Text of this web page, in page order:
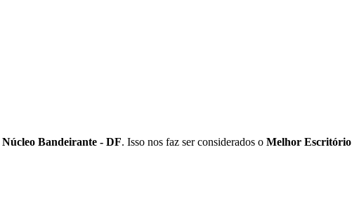
Núcleo Bandeirante - DF. Isso nos faz ser considerados o Melhor Escritório